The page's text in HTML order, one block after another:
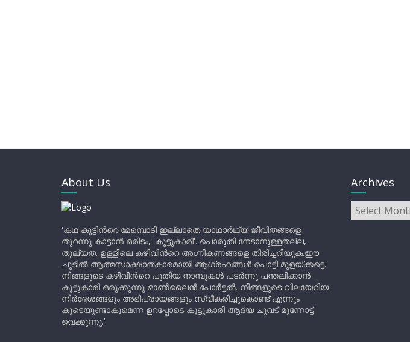
About Us
'കഥ കൂട്ടിന്‍റെ മേമ്പൊടി ഇല്ലാതെ യാഥാർഥ്യ ജീവിതങ്ങളെ
തുറന്നു കാട്ടാൻ ഒരിടം, 'കൂട്ടുകാരി'. പൊരുതി നേടാനുള്ളതല്ല,
തുല്യത. ഉള്ളിലെ കഴിവിന്‍റെ അഗ്നികണങ്ങളെ തിരിച്ചറിയുക.ഈ
ചൂടിൽ ആത്മസാക്ഷാത്കാരമായി ആഗ്രഹങ്ങൾ പൊട്ടി മുളയ്ക്കട്ടെ.
നിങ്ങളുടെ കഴിവിന്‍റെ പുതിയ നാമ്പുകൾ പടർന്നു പന്തലിക്കാൻ
കൂട്ടുകാരി ഒരുക്കുന്നു ഓൺലൈൻ പോർട്ടൽ. നിങ്ങളുടെ വിലയേറിയ
നിർദ്ദേശങ്ങളും അഭിപ്രായങ്ങളും സ്വീകരിച്ചുകൊണ്ട് എന്നും
കൂടെയുണ്ടാകുമെന്ന ഉറപ്പോടെ കൂട്ടുകാരി ആദ്യ ചുവട് മുന്നോട്ട്
വെക്കുന്നു.'
Archives
Archives